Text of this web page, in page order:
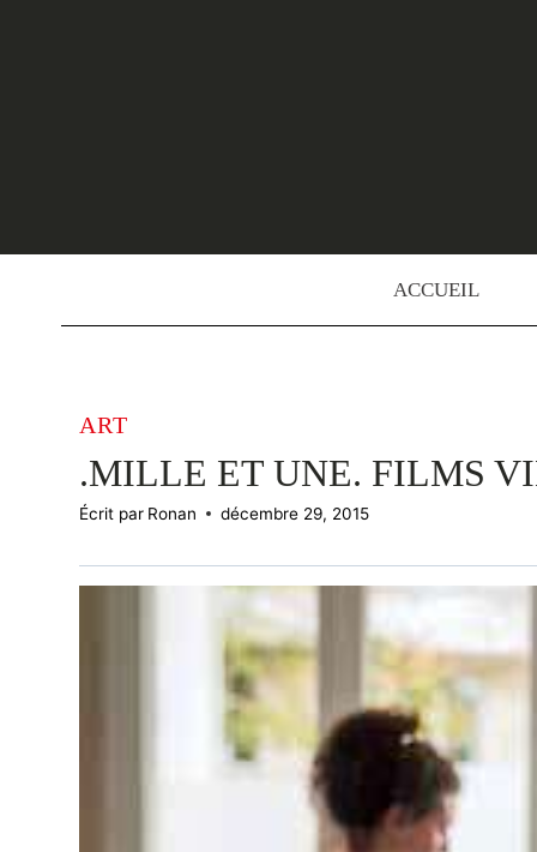
ACCUEIL
ART
.MILLE ET UNE. FILMS
Écrit par Ronan décembre 29, 2015